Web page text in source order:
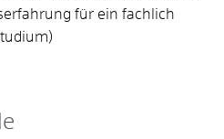
für ein fachlich